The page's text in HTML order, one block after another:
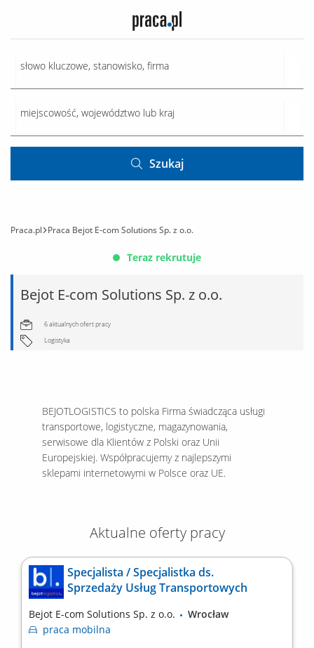
Szukaj
Praca.pl Praca Bejot E-com Solutions Sp. z o.o.
Teraz rekrutuje
Bejot E-com Solutions Sp. z o.o.
6 aktualnych ofert pracy
Logistyka
BEJOTLOGISTICS to polska Firma świadcząca usługi
transportowe, logistyczne, magazynowania,
serwisowe dla Klientów z Polski oraz Unii
Europejskiej. Współpracujemy z najlepszymi
sklepami internetowymi w Polsce oraz UE.
Aktualne oferty pracy
Specjalista / Specjalistka ds.
Sprzedaży Usług Transportowych
Bejot E-com Solutions Sp. z o.o.
Wrocław
praca mobilna